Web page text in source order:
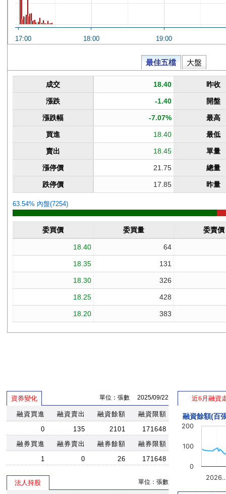
資券變化 單位：張數 2025/09/22
融資買進 融資賣出 融資餘額
融資限額
0
135 2101
171648
融券買進
融券賣出 融券餘額
融券限額
1
0 26 171648
法人持股 單位：張數
近6月融資
融資餘額(百
0
100
200